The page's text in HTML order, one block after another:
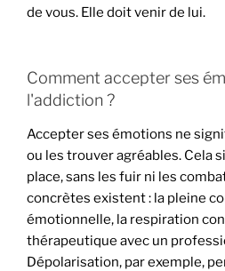
de vous. Elle doit venir de lui.
Comment accepter ses
l'addiction ?
Accepter ses émotions ne
ou les trouver agréables. Cela
place, sans les fuir ni les
concrètes existent : la pleine
émotionnelle, la respiration
thérapeutique avec un
Dépolarisation, par exemple,